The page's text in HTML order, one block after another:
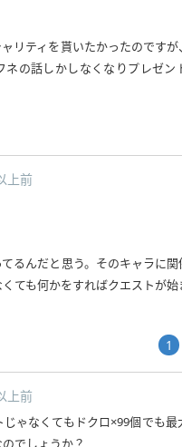
リティを貰いたかったのです
ネの話しかしなくなりプレゼン
上前
るんだと思う。そのキャラに関
ても何かをすればクエストが
1
上前
ゃなくてもドクロ×99個でも最
でしょうか？